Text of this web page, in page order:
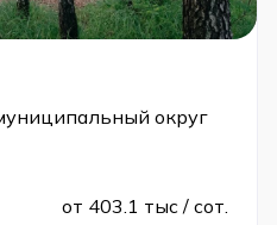
округ
от 403.1 тыс / сот.